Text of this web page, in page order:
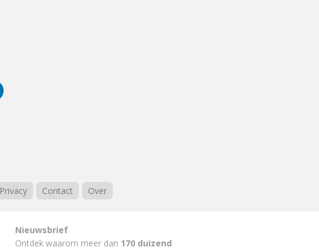
Privacy Contact Over
Nieuwsbrief
Ontdek waarom meer dan 170 duizend